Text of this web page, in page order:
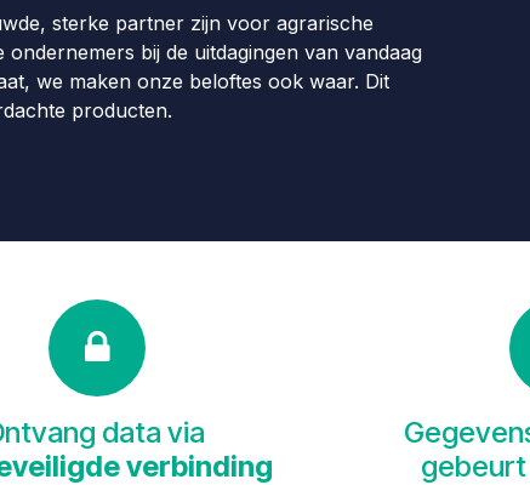
sterke partner zijn voor agrarische
bij de uitdagingen van vandaag
we maken onze beloftes ook waar. Dit
producten.
data via
verbinding
gebeurt